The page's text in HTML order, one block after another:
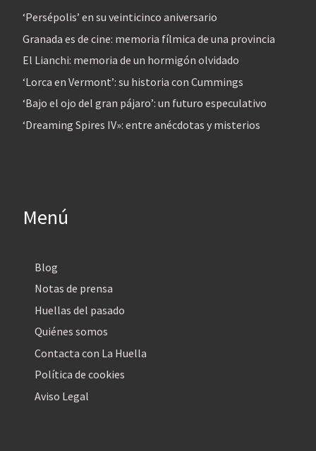
‘Persépolis’ en su veinticinco aniversario
Granada es de cine: memoria fílmica de una provincia
El Lianchi: memoria de un hormigón olvidado
‘Lorca en Vermont’: su historia con Cummings
‘Bajo el ojo del gran pájaro’: un futuro especulativo
‘Dreaming Spires IV»: entre anécdotas y misterios
Menú
Blog
Notas de prensa
Huellas del pasado
Quiénes somos
Contacta con La Huella
Política de cookies
Aviso Legal